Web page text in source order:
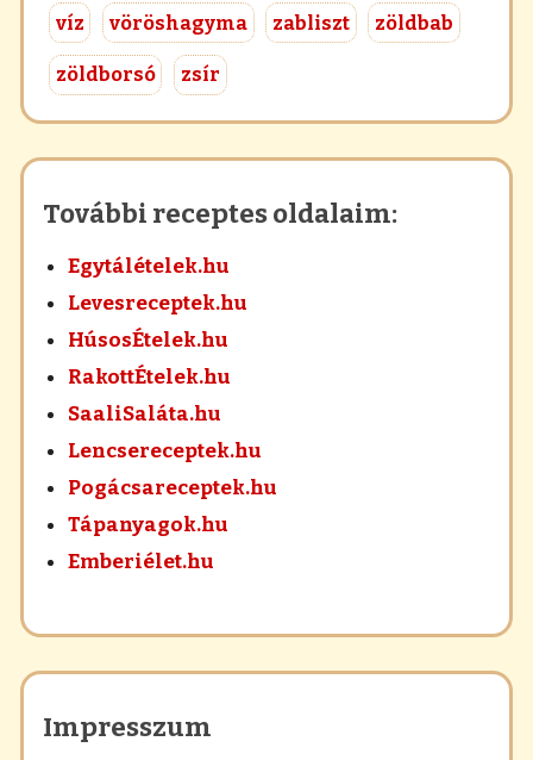
víz vöröshagyma zabliszt zöldbab
zöldborsó zsír
További receptes oldalaim:
Egytálételek.hu
Levesreceptek.hu
HúsosÉtelek.hu
RakottÉtelek.hu
SaaliSaláta.hu
Lencsereceptek.hu
Pogácsareceptek.hu
Tápanyagok.hu
Emberiélet.hu
Impresszum